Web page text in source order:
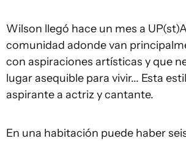
Wilson llegó hace un mes a
comunidad adonde van
con aspiraciones artísticas y que
lugar asequible para vivir... Esta
aspirante a actriz y cantante.
En una habitación puede haber